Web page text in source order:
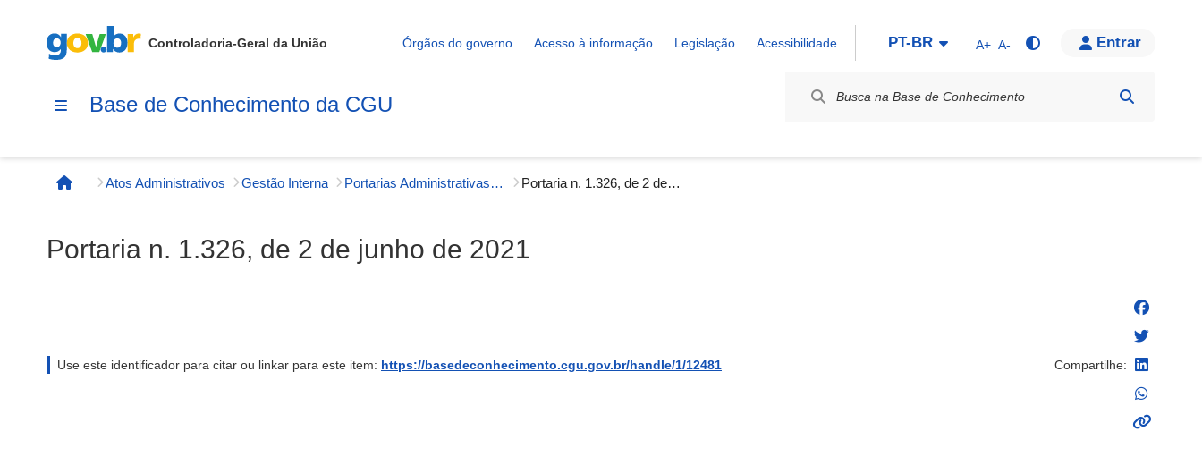
Controladoria-Geral da União Órgãos do governo Acesso à informação Legislação Acessibilidade PT-BR A+ A- Entrar
Base de Conhecimento da CGU
Página inicial
Atos Administrativos Gestão Interna Portarias Administrativas - Gestão Interna Portaria n. 1.326, de 2 de junho de 2021
Portaria n. 1.326, de 2 de junho de 2021
Use este identificador para citar ou linkar para este item: https://basedeconhecimento.cgu.gov.br/handle/1/12481 Compartilhe: